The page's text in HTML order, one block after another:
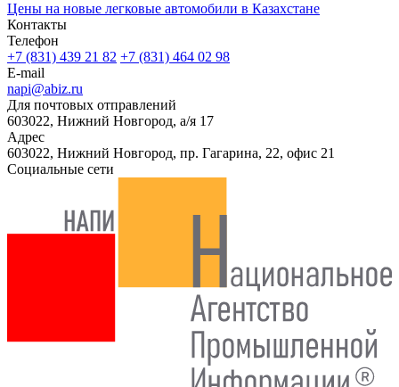
Цены на новые легковые автомобили в Казахстане
Контакты
Телефон
+7 (831) 439 21 82 +7 (831) 464 02 98
E-mail
napi@abiz.ru
Для почтовых отправлений
603022, Нижний Новгород, а/я 17
Адрес
603022, Нижний Новгород, пр. Гагарина, 22, офис 21
Социальные сети